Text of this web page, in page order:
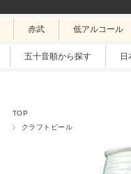
赤武 低アルコール
五十音順から探す 日
TOP
クラフトビール